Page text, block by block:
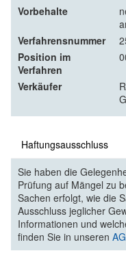
Vorbehalte
Verfahrensnummer
Position im
Verfahren
Verkäufer
Haftungsausschluss
Sie haben die
Prüfung auf Mängel zu
Sachen erfolgt, wie die
Ausschluss jeglicher
Informationen und
finden Sie in unseren